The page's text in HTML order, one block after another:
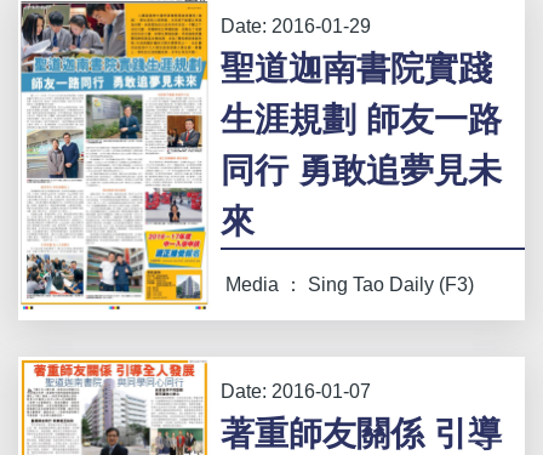
Date: 2016-01-29
聖道迦南書院實踐
生涯規劃 師友一路
同行 勇敢追夢見未
來
Media ： Sing Tao Daily (F3)
Date: 2016-01-07
著重師友關係 引導